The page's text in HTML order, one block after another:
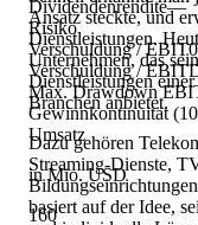
Dividendenrendite—
Risiko
Verschuldung / EBIT
Verschuldung /
Max. Drawdown
Gewinnkontinuität
Umsatz
in Mio. USD
160
Ansatz steckte, und
Dienstleistungen.
Unternehmen, das
Dienstleistungen
Branchen anbietet.
Dazu gehören
Streaming-Dienste,
basiert auf der Idee,